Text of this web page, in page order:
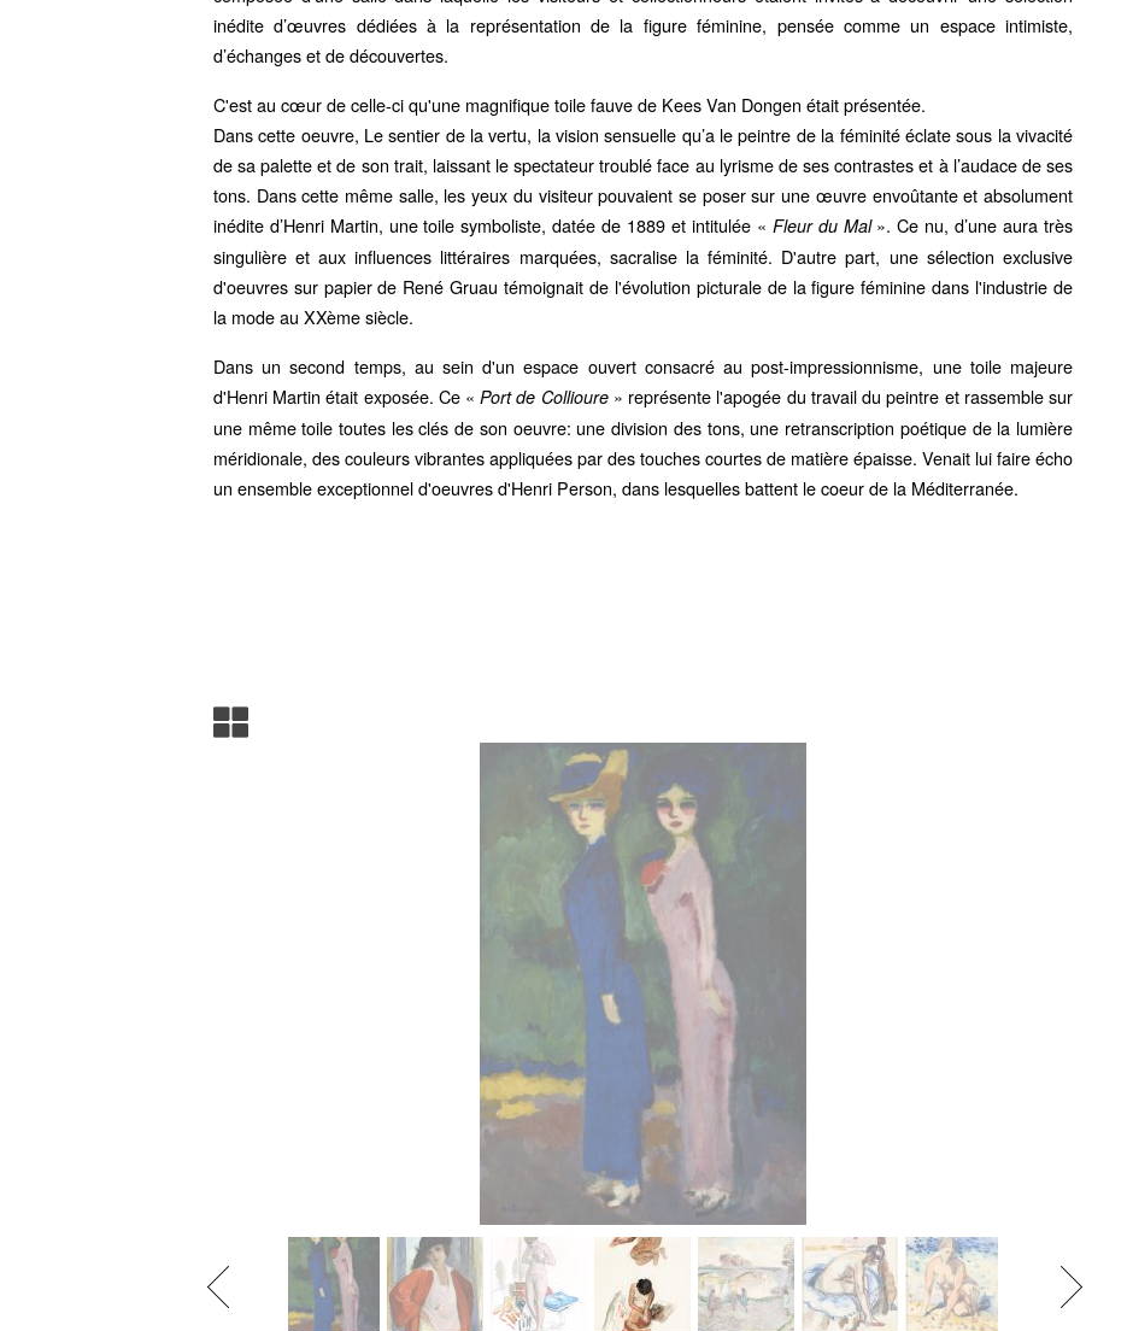
inédite d’œuvres dédiées à la représentation de la figure féminine, pensée comme un espace intimiste,
d’échanges et de découvertes.
C'est au cœur de celle-ci qu'une magnifique toile fauve de Kees Van Dongen était présentée.
Dans cette oeuvre, Le sentier de la vertu, la vision sensuelle qu’a le peintre de la féminité éclate sous la vivacité
de sa palette et de son trait, laissant le spectateur troublé face au lyrisme de ses contrastes et à l’audace de ses
tons. Dans cette même salle, les yeux du visiteur pouvaient se poser sur une œuvre envoûtante et absolument
inédite d’Henri Martin, une toile symboliste, datée de 1889 et intitulée « Fleur du Mal ». Ce nu, d’une aura très
singulière et aux influences littéraires marquées, sacralise la féminité. D'autre part, une sélection exclusive
d'oeuvres sur papier de René Gruau témoignait de l'évolution picturale de la figure féminine dans l'industrie de
la mode au XXème siècle.
Dans un second temps, au sein d'un espace ouvert consacré au post-impressionnisme, une toile majeure
d'Henri Martin était exposée. Ce «Port de Collioure » représente l'apogée du travail du peintre et rassemble sur
une même toile toutes les clés de son oeuvre: une division des tons, une retranscription poétique de la lumière
méridionale, des couleurs vibrantes appliquées par des touches courtes de matière épaisse. Venait lui faire écho
un ensemble exceptionnel d'oeuvres d'Henri Person, dans lesquelles battent le coeur de la Méditerranée.
Previous
Next